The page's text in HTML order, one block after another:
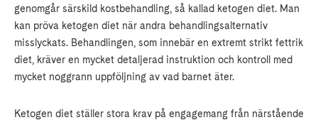
genomgår särskild kostbehandling, så kallad ketogen diet. Man
kan pröva ketogen diet när andra behandlingsalternativ
misslyckats. Behandlingen, som innebär en extremt strikt fettrik
diet, kräver en mycket detaljerad instruktion och kontroll med
mycket noggrann uppföljning av vad barnet äter.
Ketogen diet ställer stora krav på engagemang från närstående